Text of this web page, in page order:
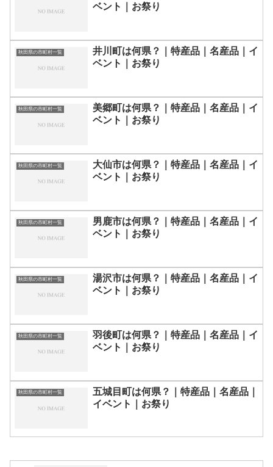
ベント｜お祭り
秋田県の市町村一覧
井川町は何県？｜特産品｜名産品｜イ
ベント｜お祭り
秋田県の市町村一覧
美郷町は何県？｜特産品｜名産品｜イ
ベント｜お祭り
秋田県の市町村一覧
大仙市は何県？｜特産品｜名産品｜イ
ベント｜お祭り
秋田県の市町村一覧
男鹿市は何県？｜特産品｜名産品｜イ
ベント｜お祭り
秋田県の市町村一覧
湯沢市は何県？｜特産品｜名産品｜イ
ベント｜お祭り
秋田県の市町村一覧
羽後町は何県？｜特産品｜名産品｜イ
ベント｜お祭り
秋田県の市町村一覧
五城目町は何県？｜特産品｜名産品｜
イベント｜お祭り